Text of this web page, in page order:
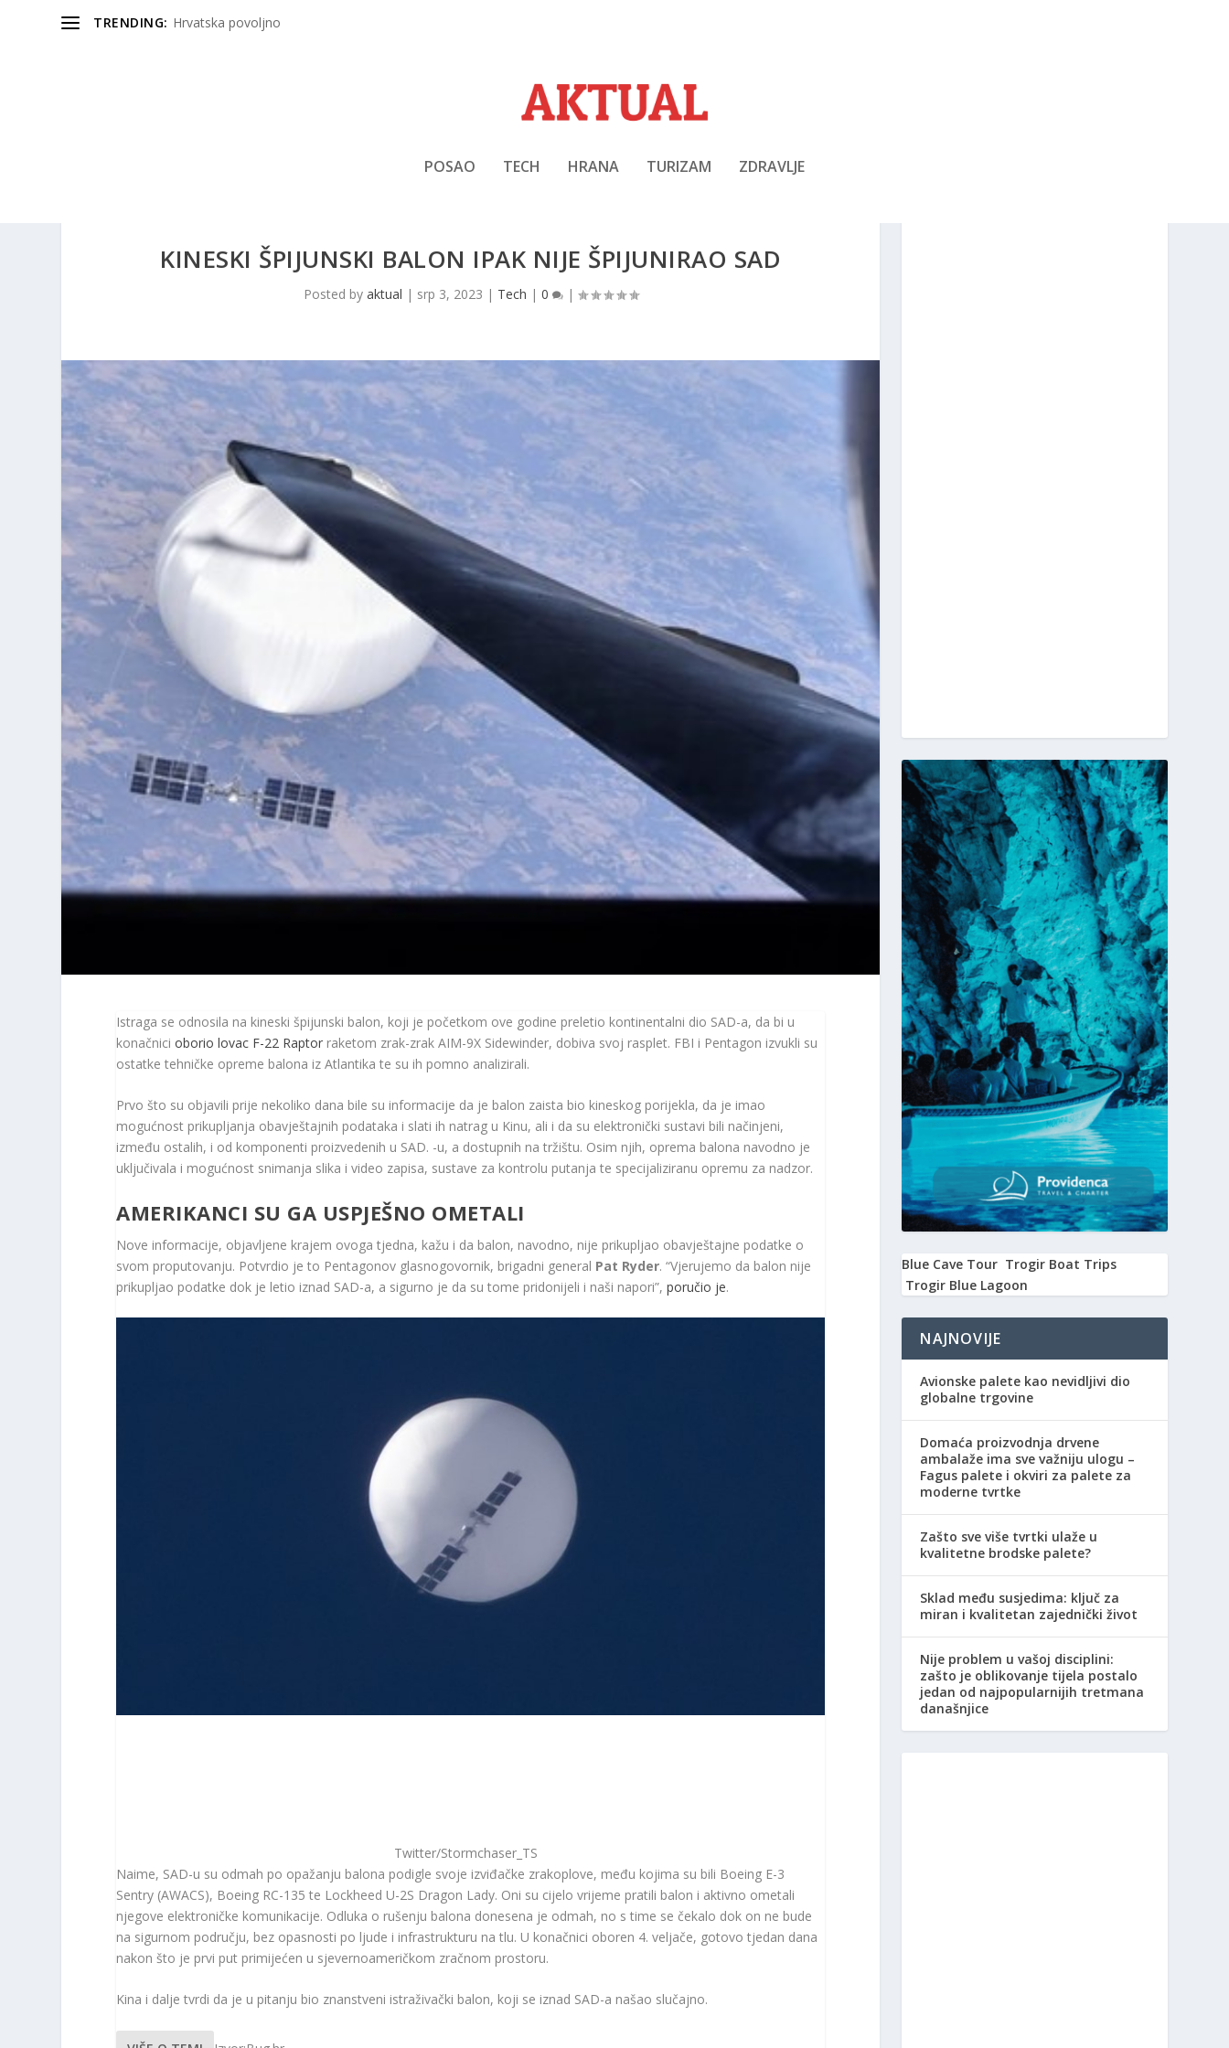
TRENDING: Hrvatska povoljno
POSAO TECH HRANA TURIZAM ZDRAVLJE
KINESKI ŠPIJUNSKI BALON IPAK NIJE ŠPIJUNIRAO SAD
Posted by aktual | srp 3, 2023 | Tech | 0 |
Istraga se odnosila na kineski špijunski balon, koji je početkom ove godine preletio kontinentalni dio SAD-a, da bi u
konačnicioborio lovac F-22 Raptor raketom zrak-zrak AIM-9X Sidewinder, dobiva svoj rasplet. FBI i Pentagon izvukli su
ostatke tehničke opreme balona iz Atlantika te su ih pomno analizirali.
Prvo što su objavili prije nekoliko dana bile su informacije da je balon zaista bio kineskog porijekla, da je imao
mogućnost prikupljanja obavještajnih podataka i slati ih natrag u Kinu, ali i da su elektronički sustavi bili načinjeni,
između ostalih, i od komponenti proizvedenih u SAD. -u, a dostupnih na tržištu. Osim njih, oprema balona navodno je
uključivala i mogućnost snimanja slika i video zapisa, sustave za kontrolu putanja te specijaliziranu opremu za nadzor.
AMERIKANCI SU GA USPJEŠNO OMETALI
Nove informacije, objavljene krajem ovoga tjedna, kažu i da balon, navodno, nije prikupljao obavještajne podatke o
svom proputovanju. Potvrdio je to Pentagonov glasnogovornik, brigadni general Pat Ryder. “Vjerujemo da balon nije
prikupljao podatke dok je letio iznad SAD-a, a sigurno je da su tome pridonijeli i naši napori”,poručio je.
Twitter/Stormchaser_TS
Naime, SAD-u su odmah po opažanju balona podigle svoje izviđačke zrakoplove, među kojima su bili Boeing E-3
Sentry (AWACS), Boeing RC-135 te Lockheed U-2S Dragon Lady. Oni su cijelo vrijeme pratili balon i aktivno ometali
njegove elektroničke komunikacije. Odluka o rušenju balona donesena je odmah, no s time se čekalo dok on ne bude
na sigurnom području, bez opasnosti po ljude i infrastrukturu na tlu. U konačnici oboren 4. veljače, gotovo tjedan dana
nakon što je prvi put primijećen u sjevernoameričkom zračnom prostoru.
Kina i dalje tvrdi da je u pitanju bio znanstveni istraživački balon, koji se iznad SAD-a našao slučajno.
Blue Cave Tour Trogir Boat Trips
Trogir Blue Lagoon
NAJNOVIJE
Avionske palete kao nevidljivi dio
globalne trgovine
Domaća proizvodnja drvene
ambalaže ima sve važniju ulogu –
Fagus palete i okviri za palete za
moderne tvrtke
Zašto sve više tvrtki ulaže u
kvalitetne brodske palete?
Sklad među susjedima: ključ za
miran i kvalitetan zajednički život
Nije problem u vašoj disciplini:
zašto je oblikovanje tijela postalo
jedan od najpopularnijih tretmana
današnjice